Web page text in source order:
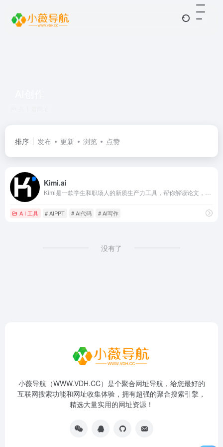
排序 发布 更新 浏览 点赞
Kimi.ai
A I 工具 # AIPPT # AI代码 # AI写作
没有了
小薇导航（WWW.VDH.CC）是个聚合网址导航，给您最好的
互联网搜索功能和网址收集体验，拥有超强的聚合搜索引擎，
精选大量实用的网址资源！